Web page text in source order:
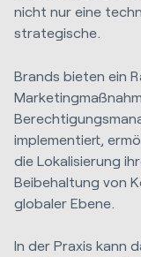
nicht nur eine
strategische.
Brands bieten ein
implementiert,
die Lokalisierung
Beibehaltung von
globaler Ebene.
In der Praxis kann